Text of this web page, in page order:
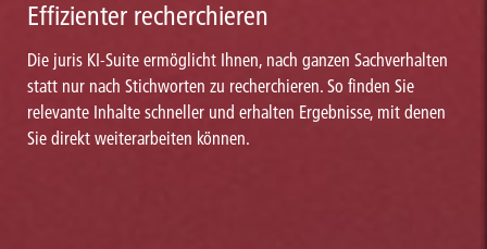
Effizienter recherchieren
Die juris KI-Suite ermöglicht Ihnen, nach ganzen Sachverhalten
statt nur nach Stichworten zu recherchieren. So finden Sie
relevante Inhalte schneller und erhalten Ergebnisse, mit denen
Sie direkt weiterarbeiten können.